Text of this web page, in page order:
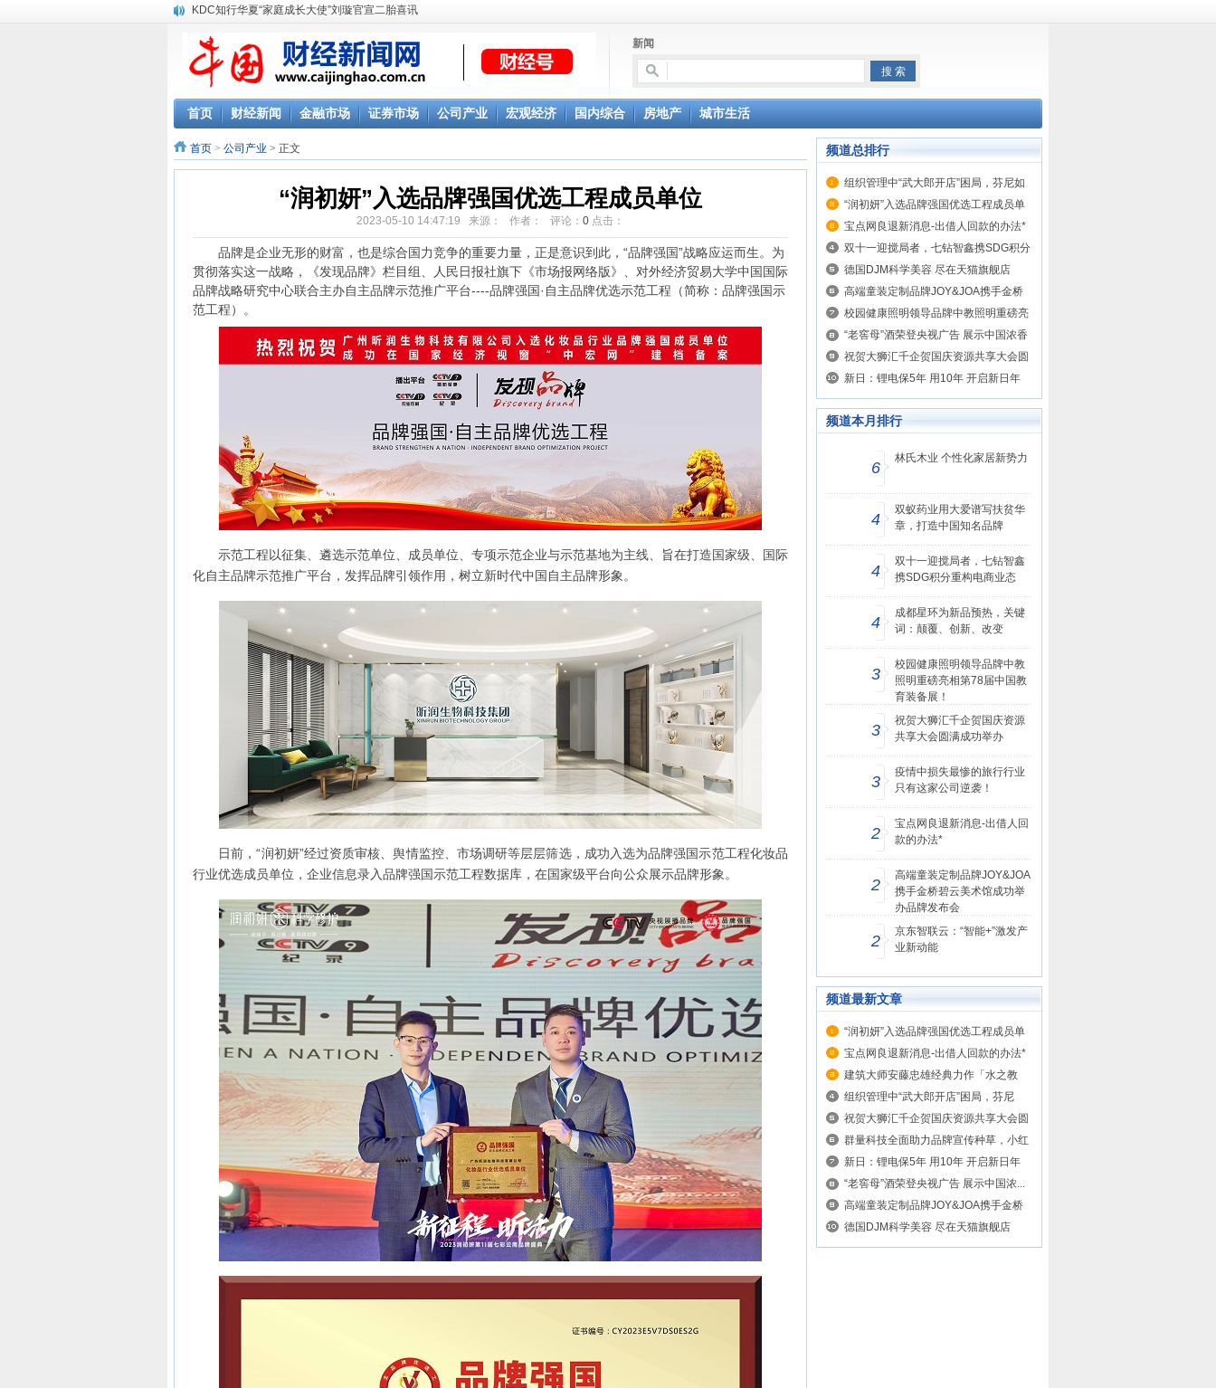
KDC知行华夏“家庭成长大使”刘璇官宣二胎喜讯
新闻
首页 财经新闻 金融市场 证券市场 公司产业 宏观经济 国内综合 房地产 城市生活
首页 > 公司产业 > 正文
“润初妍”入选品牌强国优选工程成员单位
2023-05-10 14:47:19 来源： 作者： 评论： 0 点击：
品牌是企业无形的财富，也是综合国力竞争的重要力量，正是意识到此，“品牌强国”战略应运而生。为
贯彻落实这一战略，《发现品牌》栏目组、人民日报社旗下《市场报网络版》、对外经济贸易大学中国国际
品牌战略研究中心联合主办自主品牌示范推广平台----品牌强国·自主品牌优选示范工程（简称：品牌强国示
范工程）。
示范工程以征集、遴选示范单位、成员单位、专项示范企业与示范基地为主线、旨在打造国家级、国际
化自主品牌示范推广平台，发挥品牌引领作用，树立新时代中国自主品牌形象。
日前，“润初妍”经过资质审核、舆情监控、市场调研等层层筛选，成功入选为品牌强国示范工程化妆品
行业优选成员单位，企业信息录入品牌强国示范工程数据库，在国家级平台向公众展示品牌形象。
频道总排行
组织管理中“武大郎开店”困局，芬尼如
何通过裂变式创业制度解决
“润初妍”入选品牌强国优选工程成员单
位
宝点网良退新消息-出借人回款的办法*
双十一迎搅局者，七钻智鑫携SDG积分
重构电商业态
德国DJM科学美容 尽在天猫旗舰店
高端童装定制品牌JOY&JOA携手金桥
碧云美术馆成功举办品牌发布会
校园健康照明领导品牌中教照明重磅亮
相第78届中国教育装备展！
“老窖母”酒荣登央视广告 展示中国浓香
型白酒典范
祝贺大狮汇千企贺国庆资源共享大会圆
满成功举办
新日：锂电保5年 用10年 开启新日年
频道本月排行
6
林氏木业 个性化家居新势力
4
双蚁药业用大爱谱写扶贫华
章，打造中国知名品牌
4
双十一迎搅局者，七钻智鑫
携SDG积分重构电商业态
4
成都星环为新品预热，关键
词：颠覆、创新、改变
3
校园健康照明领导品牌中教
照明重磅亮相第78届中国教
育装备展！
3
祝贺大狮汇千企贺国庆资源
共享大会圆满成功举办
3
疫情中损失最惨的旅行行业
只有这家公司逆袭！
2
宝点网良退新消息-出借人回
款的办法*
2
高端童装定制品牌JOY&JOA
携手金桥碧云美术馆成功举
办品牌发布会
2
京东智联云：“智能+”激发产
业新动能
频道最新文章
“润初妍”入选品牌强国优选工程成员单
位
宝点网良退新消息-出借人回款的办法*
建筑大师安藤忠雄经典力作「水之教
堂」...
组织管理中“武大郎开店”困局，芬尼
如...
祝贺大狮汇千企贺国庆资源共享大会圆
满...
群量科技全面助力品牌宣传种草，小红
书...
新日：锂电保5年 用10年 开启新日年
“老窖母”酒荣登央视广告 展示中国浓...
高端童装定制品牌JOY&JOA携手金桥
碧云...
德国DJM科学美容 尽在天猫旗舰店